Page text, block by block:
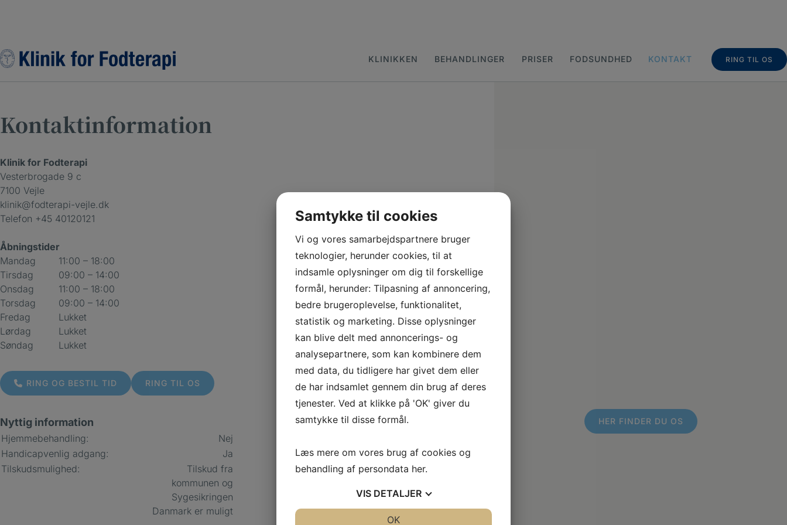
KLINIKKEN BEHANDLINGER PRISER FODSUNDHED KONTAKT RING TIL OS
Kontaktinformation
Klinik for Fodterapi
Vesterbrogade 9 c
7100 Vejle
klinik@fodterapi-vejle.dk
Telefon +45 40120121
Åbningstider
Mandag
11:00 – 18:00
Tirsdag
09:00 – 14:00
Onsdag
11:00 – 18:00
Torsdag
09:00 – 14:00
Fredag
Lukket
Lørdag
Lukket
Søndag
Lukket
RING OG BESTIL TID RING TIL OS
Nyttig information
Hjemmebehandling:
Nej
Handicapvenlig adgang:
Ja
Tilskudsmulighed:
Tilskud fra
kommunen og
Sygesikringen
Danmark er muligt
HER FINDER DU OS
Samtykke til cookies
Vi og vores samarbejdspartnere bruger
teknologier, herunder cookies, til at
indsamle oplysninger om dig til forskellige
formål, herunder: Tilpasning af annoncering,
bedre brugeroplevelse, funktionalitet,
statistik og marketing. Disse oplysninger
kan blive delt med annoncerings- og
analysepartnere, som kan kombinere dem
med data, du tidligere har givet dem eller
de har indsamlet gennem din brug af deres
tjenester. Ved at klikke på 'OK' giver du
samtykke til disse formål.
Læs mere om vores brug af cookies og
behandling af persondata her.
VIS DETALJER
OK